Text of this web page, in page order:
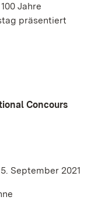
Jahre
präsentiert
Concours
September 2021